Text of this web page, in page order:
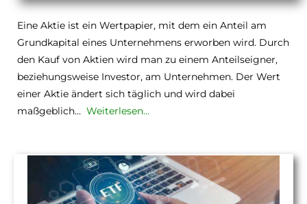
Eine Aktie ist ein Wertpapier, mit dem ein Anteil am
Grundkapital eines Unternehmens erworben wird. Durch
den Kauf von Aktien wird man zu einem Anteilseigner,
beziehungsweise Investor, am Unternehmen. Der Wert
einer Aktie ändert sich täglich und wird dabei
maßgeblich… Weiterlesen…